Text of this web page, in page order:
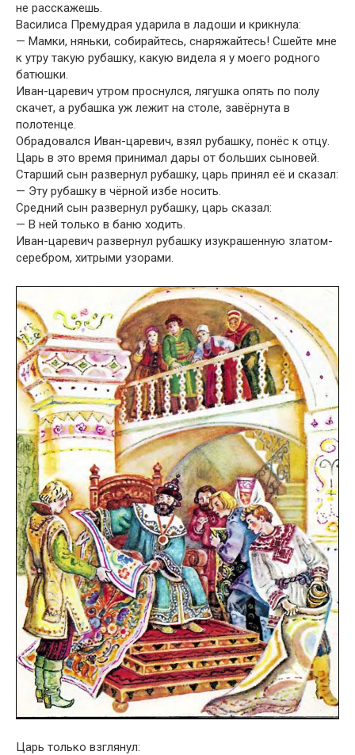
не расскажешь.
Василиса Премудрая ударила в ладоши и крикнула:
— Мамки, няньки, собирайтесь, снаряжайтесь! Сшейте мне
к утру такую рубашку, какую видела я у моего родного
батюшки.
Иван-царевич утром проснулся, лягушка опять по полу
скачет, а рубашка уж лежит на столе, завёрнута в
полотенце.
Обрадовался Иван-царевич, взял рубашку, понёс к отцу.
Царь в это время принимал дары от больших сыновей.
Старший сын развернул рубашку, царь принял её и сказал:
— Эту рубашку в чёрной избе носить.
Средний сын развернул рубашку, царь сказал:
— В ней только в баню ходить.
Иван-царевич развернул рубашку изукрашенную златом-
серебром, хитрыми узорами.
Царь только взглянул: